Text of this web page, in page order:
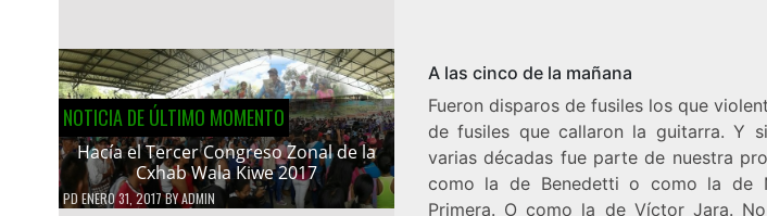
NOTICIA DE ÚLTIMO MOMENTO
Hacía el Tercer Congreso Zonal de la
Cxhab Wala Kiwe 2017
PDENERO 31, 2017BYADMIN
A las cinco de la mañana
Fueron disparos de fusiles los que
de fusiles que callaron la guitarra. Y
varias décadas fue parte de nuestra
como la de Benedetti o como la de
Primera. O como la de Víctor Jara.